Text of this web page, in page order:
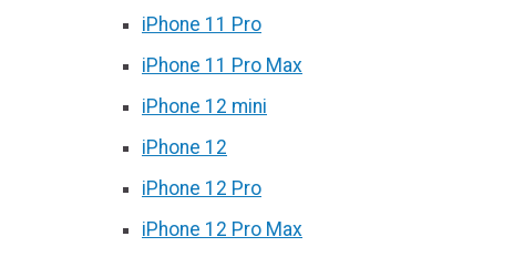
iPhone 11 Pro
iPhone 11 Pro Max
iPhone 12 mini
iPhone 12
iPhone 12 Pro
iPhone 12 Pro Max